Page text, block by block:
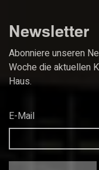
Newsletter
Abonniere unseren
Woche die aktuellen
Haus.
E-Mail